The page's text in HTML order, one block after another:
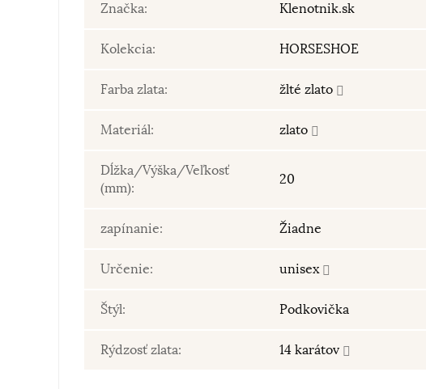
Značka: Klenotnik.sk
Kolekcia: HORSESHOE
Farba zlata: žlté zlato
Materiál: zlato
Dĺžka/Výška/Veľkosť
(mm):
20
zapínanie: Žiadne
Určenie: unisex
Štýl: Podkovička
Rýdzosť zlata: 14 karátov